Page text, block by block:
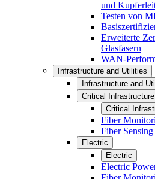
und
Testen von
Erweiterte
Glasfasern
WAN-
Infrastructure and Utilities
Infrastructure and
Critical Infrastructure
Critical
Fiber
Fiber Sensing
Electric
Electric
Electric